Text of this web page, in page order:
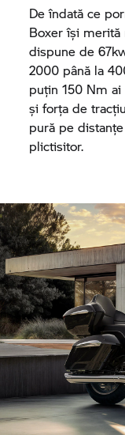
De îndată ce
Boxer își merită
dispune de
2000 până la
puțin 150 Nm
și forța de
pură pe
plictisitor.